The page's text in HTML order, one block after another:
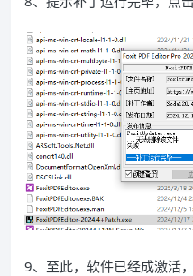
9、至此，软件已经成激活